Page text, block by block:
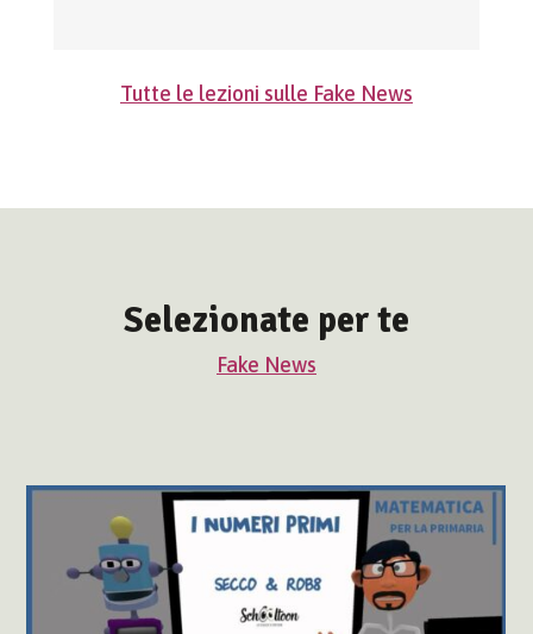
Tutte le lezioni sulle Fake News
Selezionate per te
Fake News